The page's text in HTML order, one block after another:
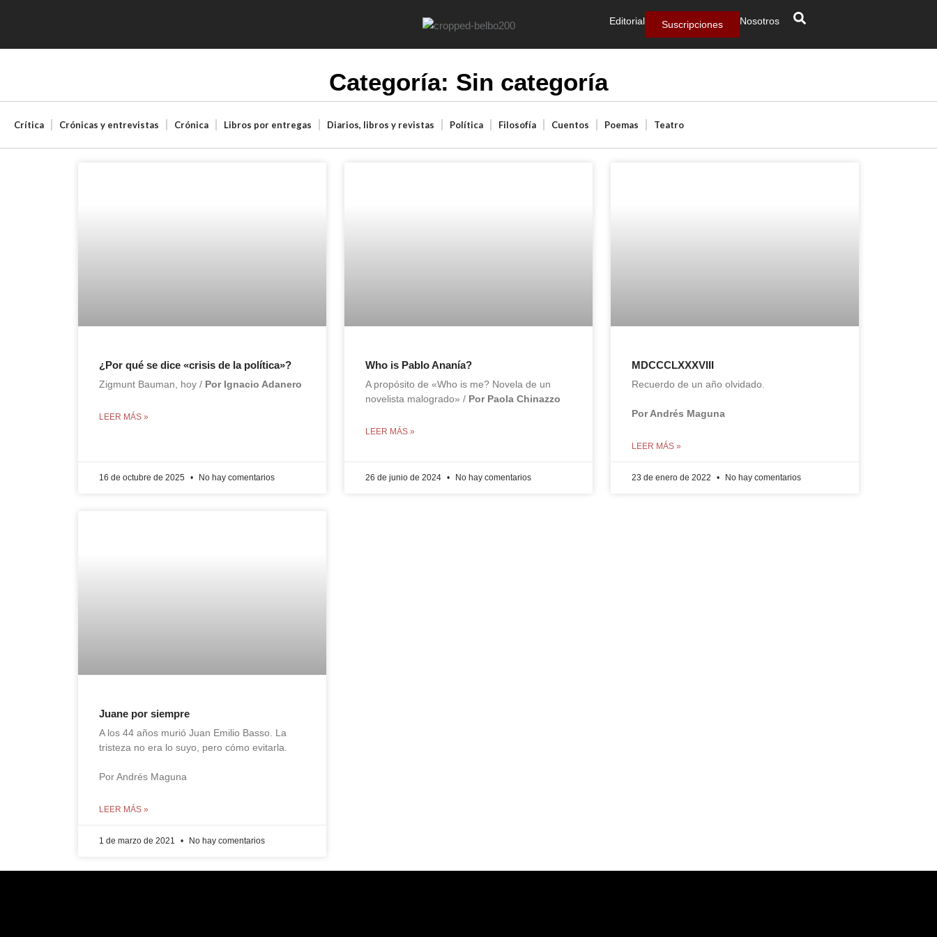
Editorial Suscripciones Nosotros
Categoría: Sin categoría
Crítica Crónicas y entrevistas Crónica Libros por entregas Diarios, libros y revistas Política Filosofía Cuentos Poemas Teatro
¿Por qué se dice «crisis de la política»?
Zigmunt Bauman, hoy / Por Ignacio Adanero
LEER MÁS »
16 de octubre de 2025 No hay comentarios
Who is Pablo Ananía?
A propósito de «Who is me? Novela de un
novelista malogrado» / Por Paola Chinazzo
LEER MÁS »
26 de junio de 2024 No hay comentarios
MDCCCLXXXVIII
Recuerdo de un año olvidado.
Por Andrés Maguna
LEER MÁS »
23 de enero de 2022 No hay comentarios
Juane por siempre
A los 44 años murió Juan Emilio Basso. La
tristeza no era lo suyo, pero cómo evitarla.
Por Andrés Maguna
LEER MÁS »
1 de marzo de 2021 No hay comentarios